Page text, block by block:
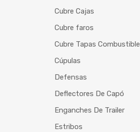
Cubre Cajas
Cubre faros
Cubre Tapas Combustible
Cúpulas
Defensas
Deflectores De Capó
Enganches De Trailer
Estribos